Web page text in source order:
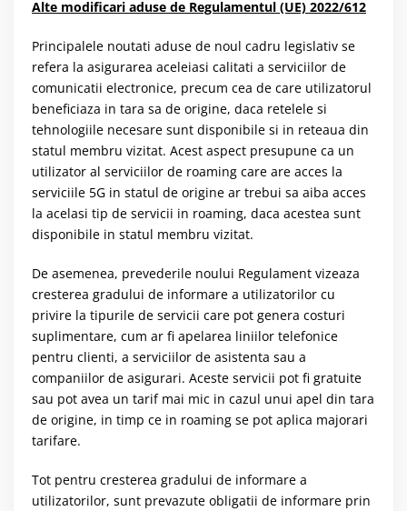
Alte modificari aduse de Regulamentul (UE) 2022/612
Principalele noutati aduse de noul cadru legislativ se
refera la asigurarea aceleiasi calitati a serviciilor de
comunicatii electronice, precum cea de care utilizatorul
beneficiaza in tara sa de origine, daca retelele si
tehnologiile necesare sunt disponibile si in reteaua din
statul membru vizitat. Acest aspect presupune ca un
utilizator al serviciilor de roaming care are acces la
serviciile 5G in statul de origine ar trebui sa aiba acces
la acelasi tip de servicii in roaming, daca acestea sunt
disponibile in statul membru vizitat.
De asemenea, prevederile noului Regulament vizeaza
cresterea gradului de informare a utilizatorilor cu
privire la tipurile de servicii care pot genera costuri
suplimentare, cum ar fi apelarea liniilor telefonice
pentru clienti, a serviciilor de asistenta sau a
companiilor de asigurari. Aceste servicii pot fi gratuite
sau pot avea un tarif mai mic in cazul unui apel din tara
de origine, in timp ce in roaming se pot aplica majorari
tarifare.
Tot pentru cresterea gradului de informare a
utilizatorilor, sunt prevazute obligatii de informare prin